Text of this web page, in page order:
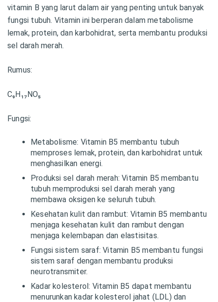
vitamin B yang larut dalam air yang penting untuk banyak
fungsi tubuh. Vitamin ini berperan dalam metabolisme
lemak, protein, dan karbohidrat, serta membantu produksi
sel darah merah.
Rumus:
C₉H₁₇NO₅
Fungsi:
Metabolisme: Vitamin B5 membantu tubuh
memproses lemak, protein, dan karbohidrat untuk
menghasilkan energi.
Produksi sel darah merah: Vitamin B5 membantu
tubuh memproduksi sel darah merah yang
membawa oksigen ke seluruh tubuh.
Kesehatan kulit dan rambut: Vitamin B5 membantu
menjaga kesehatan kulit dan rambut dengan
menjaga kelembapan dan elastisitas.
Fungsi sistem saraf: Vitamin B5 membantu fungsi
sistem saraf dengan membantu produksi
neurotransmiter.
Kadar kolesterol: Vitamin B5 dapat membantu
menurunkan kadar kolesterol jahat (LDL) dan